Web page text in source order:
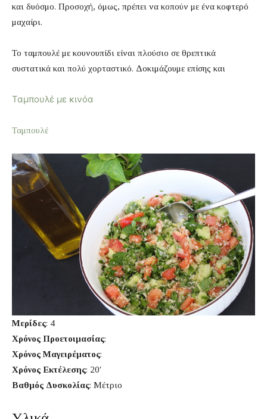
και δυόσμο. Προσοχή, όμως, πρέπει να κοπούν με ένα κοφτερό
μαχαίρι.
Το ταμπουλέ με κουνουπίδι είναι πλούσιο σε θρεπτικά
συστατικά και πολύ χορταστικό. Δοκιμάζουμε επίσης και
Ταμπουλέ με κινόα
Ταμπουλέ
Μερίδες: 4
Χρόνος Προετοιμασίας:
Χρόνος Μαγειρέματος:
Χρόνος Εκτέλεσης: 20′
Βαθμός Δυσκολίας: Μέτριο